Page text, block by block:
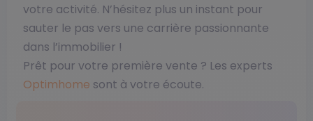
votre activité. N’hésitez plus un instant pour
sauter le pas vers une carrière passionnante
dans l’immobilier !
Prêt pour votre première vente ? Les experts
Optimhome sont à votre écoute.